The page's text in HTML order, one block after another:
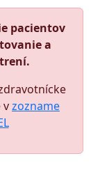
pacientov
a
vzozname